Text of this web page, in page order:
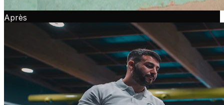
Après